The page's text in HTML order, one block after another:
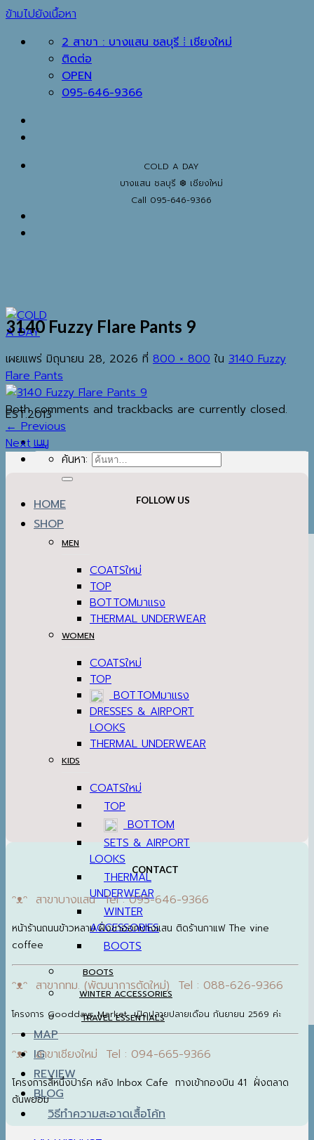
ข้ามไปยังเนื้อหา
2 สาขา : บางแสน ชลบุรี ⁞ เชียงใหม่
ติดต่อ
OPEN
095-646-9366
COLD A DAY
บางแสน ชลบุรี ❆ เชียงใหม่
Call 095-646-9366
EST.2013
เมนู
ค้นหา:
HOME
SHOP
MEN
COATS
TOP
BOTTOM
THERMAL UNDERWEAR
WOMEN
COATS
TOP
BOTTOM
DRESSES & AIRPORT
LOOKS
THERMAL UNDERWEAR
KIDS
COATS
TOP
BOTTOM
SETS & AIRPORT LOOKS
THERMAL
UNDERWEAR
WINTER
ACCESSORIES
BOOTS
BOOTS
WINTER ACCESSORIES
TRAVEL ESSENTIALS
MAP
IG
REVIEW
BLOG
วิธีทำความสะอาดเสื้อโค้ท
MY WISHLIST
3140 Fuzzy Flare Pants 9
เผยแพร่ มิถุนายน 28, 2026 ที่ 800 × 800 ใน 3140 Fuzzy
Flare Pants
Both comments and trackbacks are currently closed.
←Previous
Next→
FOLLOW US
CONTACT
ᵔᴥᵔ สาขาบางแสน Tel : 095-646-9366
หน้าร้านถนนข้าวหลาม ฝั่งขาออกบางแสน ติดร้านกาแฟ The vine
coffee
ᵔᴥᵔ สาขากทม. (พัฒนาการตัดใหม่) Tel : 088-626-9366
โครงการ Gooddays Market เปิดปลายปลายเดือน กันยายน 2569 ค่ะ
ᵔᴥᵔ สาขาเชียงใหม่ Tel : 094-665-9366
โครงการสี่หนึ่งปาร์ค หลัง Inbox Cafe ทางเข้ากองบิน 41 ฝั่งตลาด
ต้นพยอม